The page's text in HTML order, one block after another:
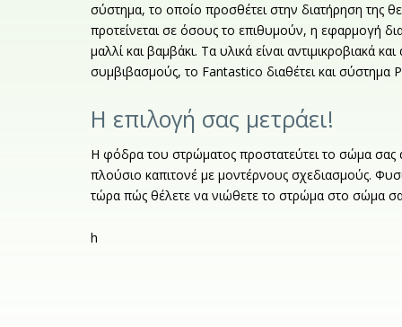
σύστημα, το οποίο προσθέτει στην διατήρηση της
προτείνεται σε όσους το επιθυμούν, η εφαρμογή
μαλλί και βαμβάκι. Τα υλικά είναι αντιμικροβιακά
συμβιβασμούς, το Fantastico διαθέτει και σύστημα
Η επιλογή σας μετράει!
Η φόδρα του στρώματος προστατεύτει το σώμα
πλούσιο καπιτονέ με μοντέρνους σχεδιασμούς.
τώρα πώς θέλετε να νιώθετε το στρώμα στο σώμα
h